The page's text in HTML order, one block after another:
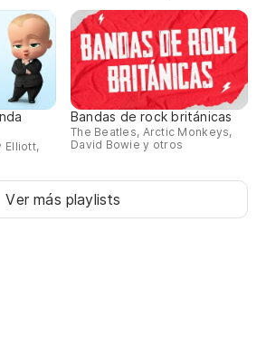
Elliott,
Bandas de rock británicas
The Beatles, Arctic Monkeys,
David Bowie y otros
Ver más playlists